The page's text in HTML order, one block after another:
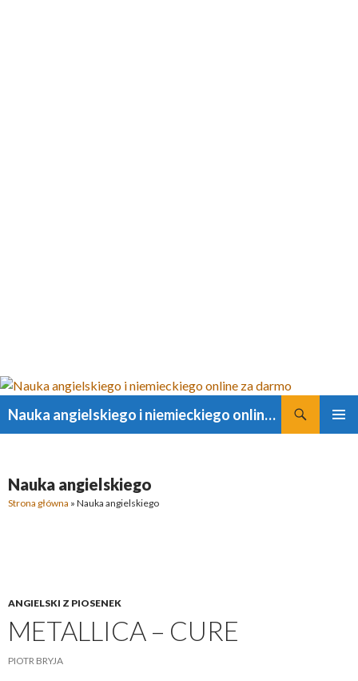
Nauka angielskiego i niemieckiego online za darmo
Nauka angielskiego
Strona główna » Nauka angielskiego
ANGIELSKI Z PIOSENEK
METALLICA – CURE
PIOTR BRYJA